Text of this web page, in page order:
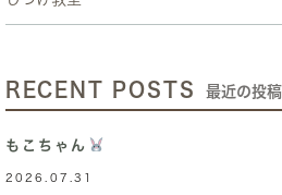
RECENT POSTS 最近の投稿
もこちゃん
2026.07.31